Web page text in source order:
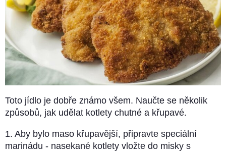
Toto jídlo je dobře známo všem. Naučte se několik
způsobů, jak udělat kotlety chutné a křupavé.
1. Aby bylo maso křupavější, připravte speciální
marinádu - nasekané kotlety vložte do misky s